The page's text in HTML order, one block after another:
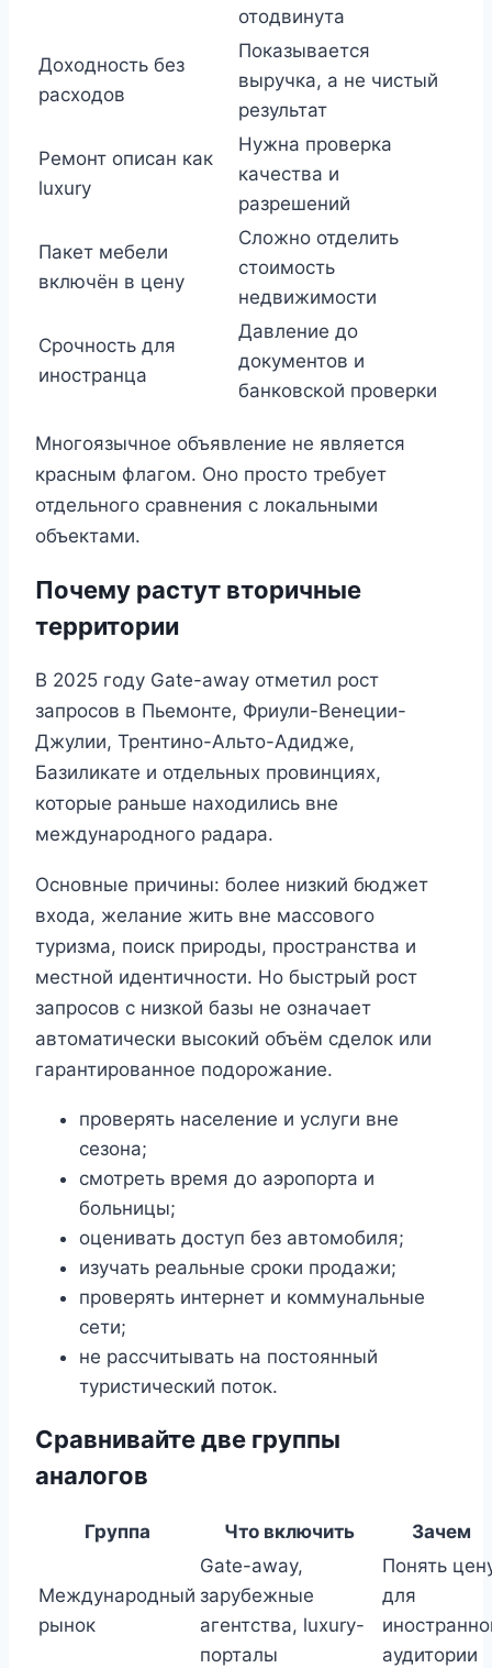
отодвинута
Доходность без
расходов
Показывается
выручка, а не чистый
результат
Ремонт описан как
luxury
Нужна проверка
качества и
разрешений
Пакет мебели
включён в цену
Сложно отделить
стоимость
недвижимости
Срочность для
иностранца
Давление до
документов и
банковской проверки
Многоязычное объявление не является
красным флагом. Оно просто требует
отдельного сравнения с локальными
объектами.
Почему растут вторичные
территории
В 2025 году Gate-away отметил рост
запросов в Пьемонте, Фриули-Венеции-
Джулии, Трентино-Альто-Адидже,
Базиликате и отдельных провинциях,
которые раньше находились вне
международного радара.
Основные причины: более низкий бюджет
входа, желание жить вне массового
туризма, поиск природы, пространства и
местной идентичности. Но быстрый рост
запросов с низкой базы не означает
автоматически высокий объём сделок или
гарантированное подорожание.
проверять население и услуги вне
сезона;
смотреть время до аэропорта и
больницы;
оценивать доступ без автомобиля;
изучать реальные сроки продажи;
проверять интернет и коммунальные
сети;
не рассчитывать на постоянный
туристический поток.
Сравнивайте две группы
аналогов
Группа Что включить Зачем
Международный
рынок
Gate-away,
зарубежные
агентства, luxury-
порталы
Понять
для
аудитории